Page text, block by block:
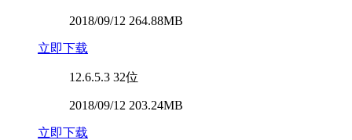
2018/09/12 264.88MB
立即下载
12.6.5.3 32位
2018/09/12 203.24MB
立即下载